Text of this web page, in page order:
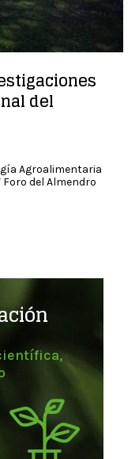
del
Agroalimentaria
Foro del Almendro